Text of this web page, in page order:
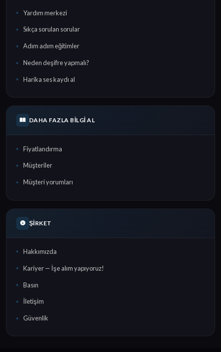
Yardım merkezi
Sıkça sorulan sorular
Adım adım eğitimler
Neden deşifre yapmalı?
Harika ses kaydı al
DAHA FAZLA BILGI AL
Fiyatlandırma
Müşteriler
Müşteri yorumları
ŞIRKET
Hakkımızda
Kariyer — İşe alım yapıyoruz!
Basın
İletişim
Güvenlik